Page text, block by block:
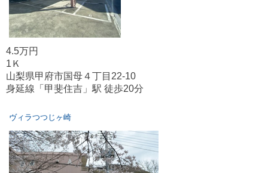
4.5万円
1Ｋ
山梨県甲府市国母４丁目22-10
身延線「甲斐住吉」駅 徒歩20分
ヴィラつつじヶ崎